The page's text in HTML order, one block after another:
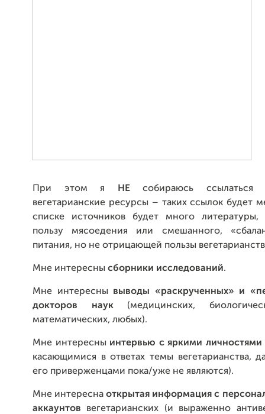
При этом я НЕсобираюсь ссылаться
вегетарианские ресурсы – таких ссылок будет
списке источников будет много литературы,
пользу мясоедения или смешанного,
питания, но не отрицающей пользы
Мне интересны сборники исследований.
Мне интересны выводы «раскрученных» и
докторов наук(медицинских,
математических, любых).
Мне интересны интервью с яркими личностями
касающимися в ответах темы вегетарианства,
его приверженцами пока/уже не являются).
Мне интереснаоткрытая информация с
аккаунтов вегетарианских (и выраженно